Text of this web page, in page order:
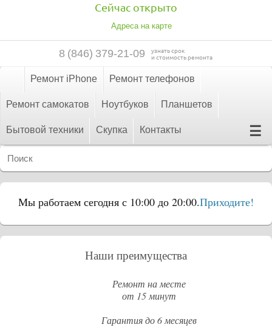
Сейчас открыто
Адреса на карте
8 (846) 379-21-09 узнать срок
и стоимость ремонта
☰
Ремонт iPhone Ремонт телефонов
Ремонт самокатов Ноутбуков Планшетов
Бытовой техники Скупка Контакты
Мы работаем сегодня с 10:00 до 20:00.Приходите!
Наши преимущества
Ремонт на месте
от 15 минут
Гарантия до 6 месяцев